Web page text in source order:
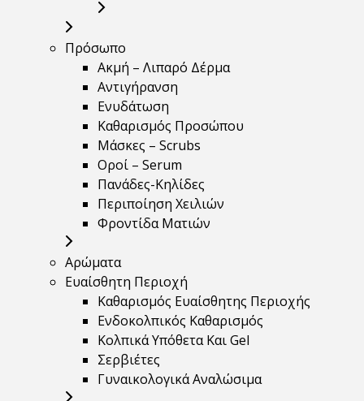
Πρόσωπο
Ακμή – Λιπαρό Δέρμα
Αντιγήρανση
Ενυδάτωση
Καθαρισμός Προσώπου
Μάσκες – Scrubs
Οροί – Serum
Πανάδες-Κηλίδες
Περιποίηση Χειλιών
Φροντίδα Ματιών
Αρώματα
Ευαίσθητη Περιοχή
Καθαρισμός Ευαίσθητης Περιοχής
Ενδοκολπικός Καθαρισμός
Κολπικά Υπόθετα Και Gel
Σερβιέτες
Γυναικολογικά Αναλώσιμα